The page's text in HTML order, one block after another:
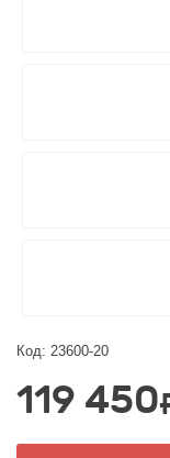
Код: 23600-20
119 450